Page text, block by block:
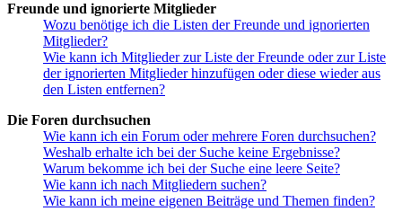
Freunde und ignorierte Mitglieder
Wozu benötige ich die Listen der Freunde und ignorierten
Mitglieder?
Wie kann ich Mitglieder zur Liste der Freunde oder zur Liste
der ignorierten Mitglieder hinzufügen oder diese wieder aus
den Listen entfernen?
Die Foren durchsuchen
Wie kann ich ein Forum oder mehrere Foren durchsuchen?
Weshalb erhalte ich bei der Suche keine Ergebnisse?
Warum bekomme ich bei der Suche eine leere Seite?
Wie kann ich nach Mitgliedern suchen?
Wie kann ich meine eigenen Beiträge und Themen finden?